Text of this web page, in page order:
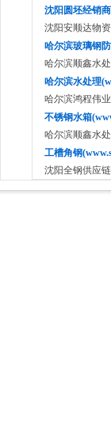
沈阳圆坯经销
沈阳安顺达物
哈尔滨玻璃钢
哈尔滨顺鑫水
哈尔滨水处理
哈尔滨鸿程伟
不锈钢水箱
哈尔滨顺鑫水
工槽角钢
沈阳全钢供应